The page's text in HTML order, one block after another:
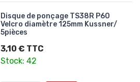
Disque de ponçage TS38R P60
Velcro diamètre 125mm Kussner/
5pièces
3,10 € TTC
Stock: 42